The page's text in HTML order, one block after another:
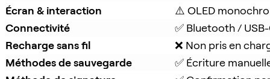
Écran & interaction
⚠️ OLED
Connectivité
✅ Bluetooth /
Recharge sans fil
❌ Non pris en
Méthodes de sauvegarde
✅ Écriture